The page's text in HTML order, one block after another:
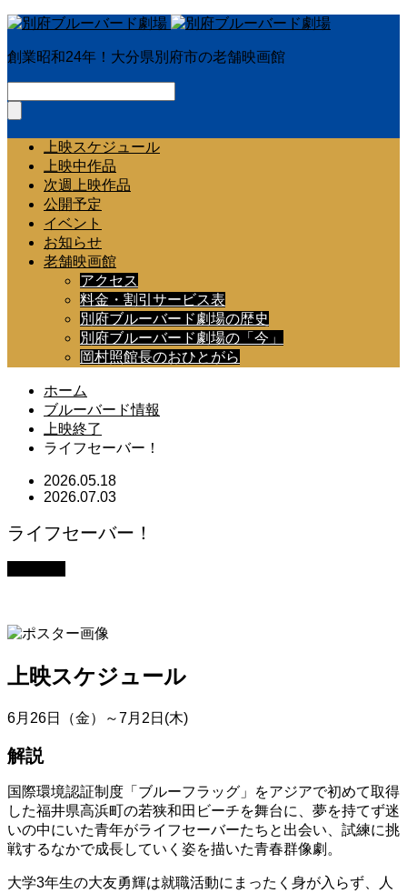
創業昭和24年！大分県別府市の老舗映画館
上映スケジュール
上映中作品
次週上映作品
公開予定
イベント
お知らせ
老舗映画館
アクセス
料金・割引サービス表
別府ブルーバード劇場の歴史
別府ブルーバード劇場の「今」
岡村照館長のおひとがら
ホーム
ブルーバード情報
上映終了
ライフセーバー！
2026.05.18
2026.07.03
ライフセーバー！
上映スケジュール
6月26日（金）～7月2日(木)
解説
国際環境認証制度「ブルーフラッグ」をアジアで初めて取得
した福井県高浜町の若狭和田ビーチを舞台に、夢を持てず迷
いの中にいた青年がライフセーバーたちと出会い、試練に挑
戦するなかで成長していく姿を描いた青春群像劇。
大学3年生の大友勇輝は就職活動にまったく身が入らず、人